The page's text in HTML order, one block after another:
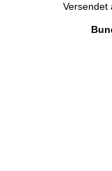
Versendet